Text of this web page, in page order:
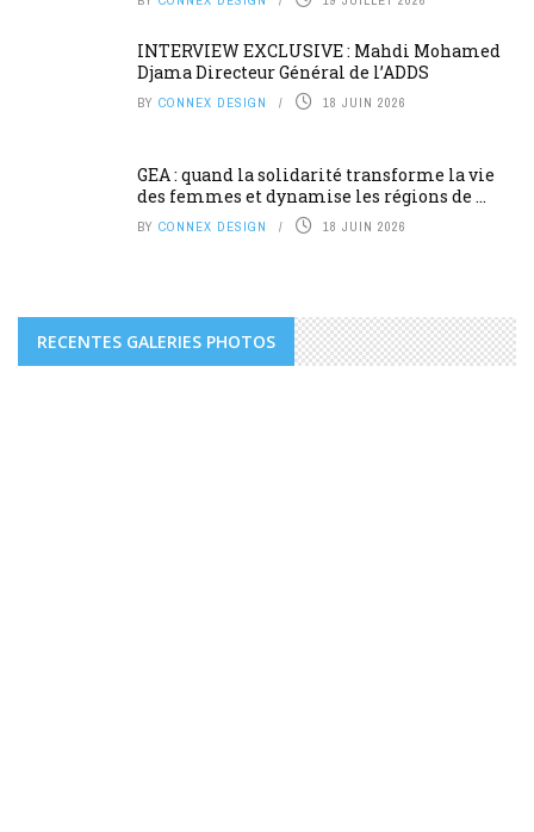
INTERVIEW EXCLUSIVE : Mahdi Mohamed
Djama Directeur Général de l’ADDS
BY CONNEX DESIGN 18 JUIN 2026
GEA : quand la solidarité transforme la vie
des femmes et dynamise les régions de ...
BY CONNEX DESIGN 18 JUIN 2026
RECENTES GALERIES PHOTOS